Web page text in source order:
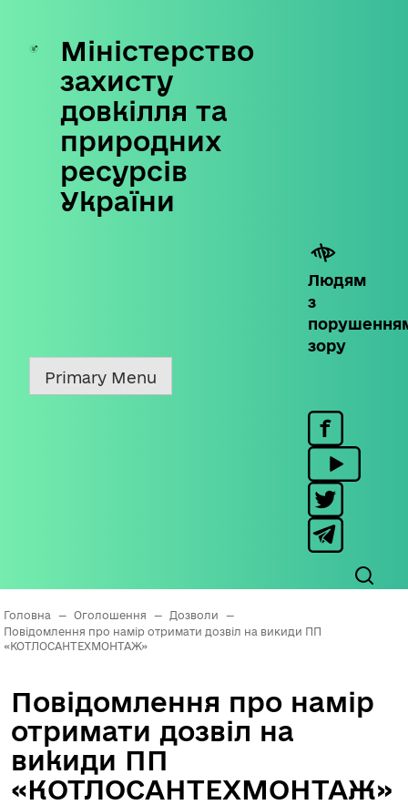
Skip
content
Міністерство
захисту
довкілля та
природних
ресурсів
України
Людям
з
зору
Primary Menu
Головна — Оголошення — Дозволи
—
Повідомлення про намір отримати дозвіл на викиди ПП
«КОТЛОСАНТЕХМОНТАЖ»
Повідомлення про намір
отримати дозвіл на
викиди ПП
«КОТЛОСАНТЕХМОНТАЖ»